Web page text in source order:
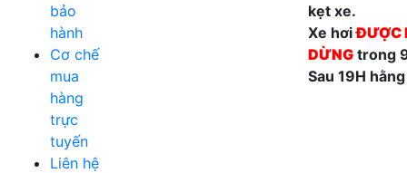
bảo
hành
Cơ chế
mua
hàng
trực
tuyến
Liên hệ
kẹt xe.
Xe hơiĐƯỢC
DỪNG trong
Sau 19H